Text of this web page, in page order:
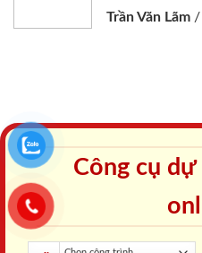
Trần Văn Lãm /
Công cụ